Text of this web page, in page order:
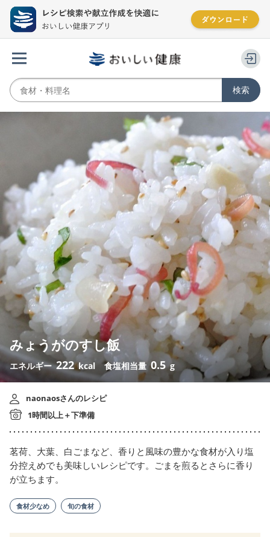
みょうがのすし飯
エネルギー222 kcal 食塩相当量 0.5 g
naonaosさんのレシピ
1時間以上＋下準備
茗荷、大葉、白ごまなど、香りと風味の豊かな食材が入り塩
分控えめでも美味しいレシピです。ごまを煎るとさらに香り
が立ちます。
食材少なめ 旬の食材